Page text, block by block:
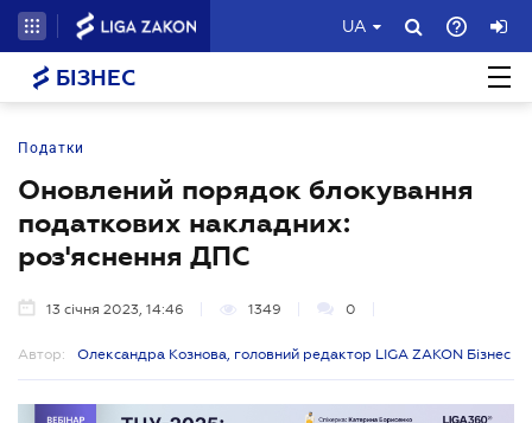
UA
БІЗНЕС
Податки
Оновлений порядок блокування
податкових накладних:
роз'яснення ДПС
13 січня 2023, 14:46 1349 0
Автор: Олександра Кознова, головний редактор LIGA ZAKON Бізнес